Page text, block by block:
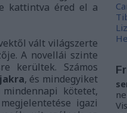
kattintva éred el a
vált világszerte
A novellái szinte
kerültek. Számos
, és mindegyiket
kötetet,
igazi